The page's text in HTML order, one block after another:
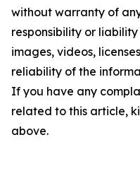
without warranty of
responsibility or
images, videos,
reliability of the
If you have any
related to this article,
above.